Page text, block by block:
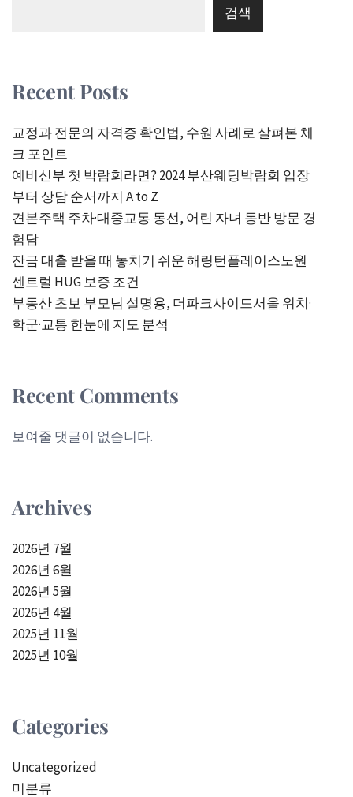
검색
Recent Posts
교정과 전문의 자격증 확인법, 수원 사례로 살펴본 체
크 포인트
예비신부 첫 박람회라면? 2024 부산웨딩박람회 입장
부터 상담 순서까지 A to Z
견본주택 주차·대중교통 동선, 어린 자녀 동반 방문 경
험담
잔금 대출 받을 때 놓치기 쉬운 해링턴플레이스노원
센트럴 HUG 보증 조건
부동산 초보 부모님 설명용, 더파크사이드서울 위치·
학군·교통 한눈에 지도 분석
Recent Comments
보여줄 댓글이 없습니다.
Archives
2026년 7월
2026년 6월
2026년 5월
2026년 4월
2025년 11월
2025년 10월
Categories
Uncategorized
미분류